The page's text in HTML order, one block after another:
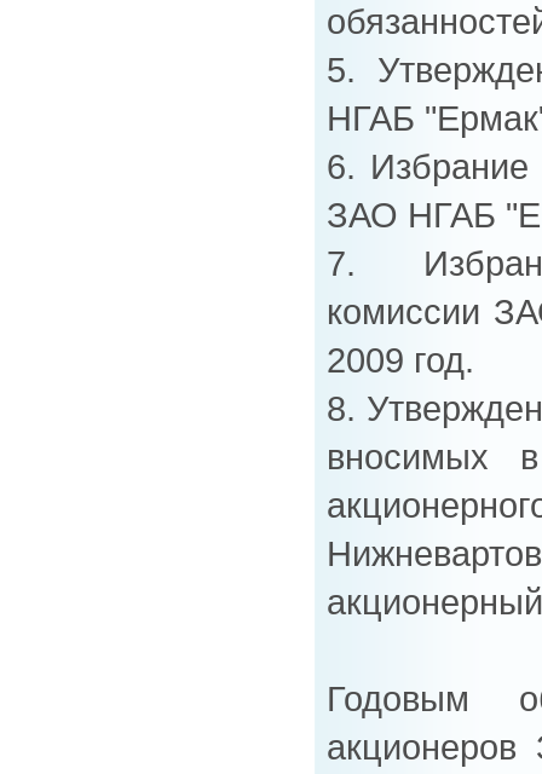
5.
НГАБ
6. Избрание
ЗАО НГАБ
7.
комиссии
2009 год.
8.
вносимых
Годовым